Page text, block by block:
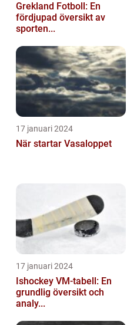
Grekland Fotboll: En
fördjupad översikt av
sporten...
17 januari 2024
När startar Vasaloppet
17 januari 2024
Ishockey VM-tabell: En
grundlig översikt och
analy...